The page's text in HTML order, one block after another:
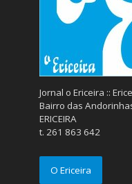
Jornal o Ericeira ::
Bairro das
ERICEIRA
t. 261 863 642
O Ericeira